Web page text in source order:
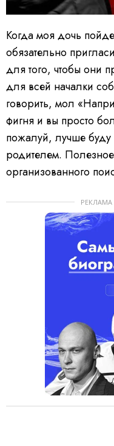
Когда моя дочь
обязательно
для того, чтобы они
для всей началки
говорить, мол
фигня и вы просто
пожалуй, лучше
родителем.
организованного